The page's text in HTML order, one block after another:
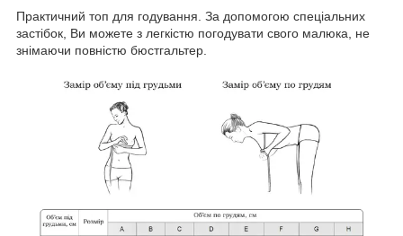
Практичний топ для годування. За допомогою спеціальних
застібок, Ви можете з легкістю погодувати свого малюка, не
знімаючи повністю бюстгальтер.